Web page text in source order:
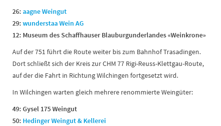
26: aagne Weingut
29: wunderstaa Wein AG
12: Museum des Schaffhauser Blauburgunderlandes «Weinkrone»
Auf der 751 führt die Route weiter bis zum Bahnhof Trasadingen.
Dort schließt sich der Kreis zur CHM 77 Rigi-Reuss-Klettgau-Route,
auf der die Fahrt in Richtung Wilchingen fortgesetzt wird.
In Wilchingen warten gleich mehrere renommierte Weingüter:
49: Gysel 175 Weingut
50: Hedinger Weingut & Kellerei